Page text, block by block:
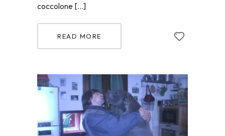
coccolone […]
READ MORE